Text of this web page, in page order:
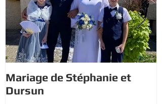
Mariage de Stéphanie et
Dursun